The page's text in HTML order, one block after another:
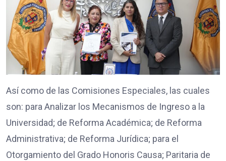
Así como de las Comisiones Especiales, las cuales
son: para Analizar los Mecanismos de Ingreso a la
Universidad; de Reforma Académica; de Reforma
Administrativa; de Reforma Jurídica; para el
Otorgamiento del Grado Honoris Causa; Paritaria de